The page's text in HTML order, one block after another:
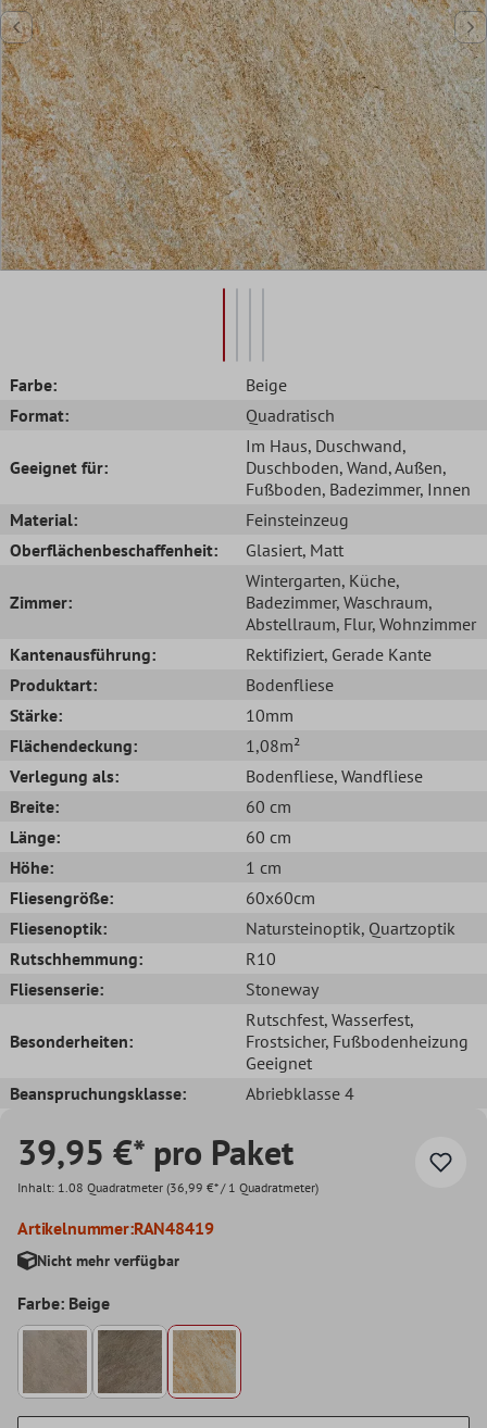
Farbe:
Beige
Format:
Quadratisch
Geeignet für:
Im Haus, Duschwand,
Duschboden, Wand, Außen,
Fußboden, Badezimmer, Innen
Material:
Feinsteinzeug
Oberflächenbeschaffenheit:
Glasiert, Matt
Zimmer:
Wintergarten, Küche,
Badezimmer, Waschraum,
Abstellraum, Flur, Wohnzimmer
Kantenausführung:
Rektifiziert, Gerade Kante
Produktart:
Bodenfliese
Stärke:
10mm
Flächendeckung:
1,08m²
Verlegung als:
Bodenfliese, Wandfliese
Breite:
60 cm
Länge:
60 cm
Höhe:
1 cm
Fliesengröße:
60x60cm
Fliesenoptik:
Natursteinoptik, Quartzoptik
Rutschhemmung:
R10
Fliesenserie:
Stoneway
Besonderheiten:
Rutschfest, Wasserfest,
Frostsicher, Fußbodenheizung
Geeignet
Beanspruchungsklasse:
Abriebklasse 4
39,95 €* pro Paket
Inhalt: 1.08 Quadratmeter (36,99 €* / 1 Quadratmeter)
Artikelnummer:RAN48419
Nicht mehr verfügbar
Farbe: Beige